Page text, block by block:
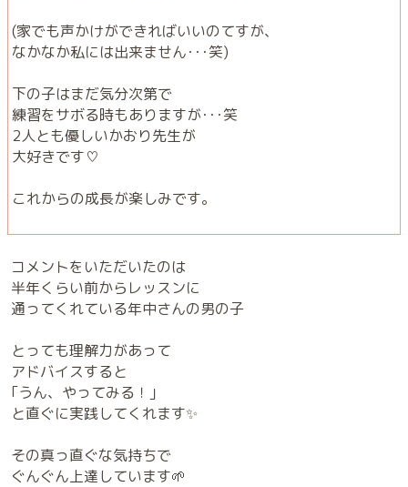
(家でも声かけができればいいのてすが、
なかなか私には出来ません･･･笑)
下の子はまだ気分次第で
練習をサボる時もありますが･･･笑
2人とも優しいかおり先生が
大好きです♡
これからの成長が楽しみです。
コメントをいただいたのは
半年くらい前からレッスンに
通ってくれている年中さんの男の子
とっても理解力があって
アドバイスすると
｢うん、やってみる！｣
と直ぐに実践してくれます✨
その真っ直ぐな気持ちで
ぐんぐん上達しています🌱